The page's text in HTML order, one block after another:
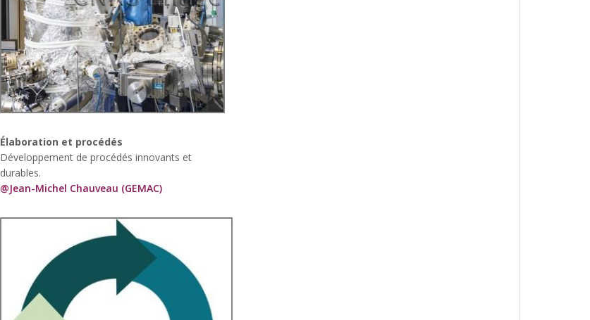
Élaboration et procédés
Développement de procédés innovants et
durables.
@Jean-Michel Chauveau (GEMAC)